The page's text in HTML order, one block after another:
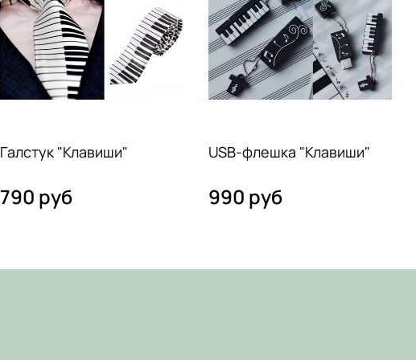
Галстук "Клавиши"
790 руб
USB-флешка "Клавиши"
990 руб